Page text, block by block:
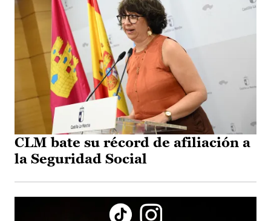
CLM bate su récord de afiliación a
la Seguridad Social